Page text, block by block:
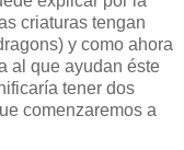
criaturas tengan
y como ahora
al que ayudan éste
tener dos
comenzaremos a